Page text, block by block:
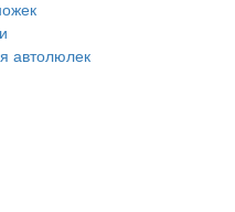
автолюлек